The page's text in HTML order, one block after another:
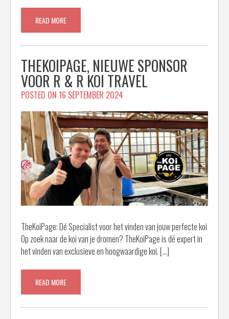
READ MORE
THEKOIPAGE, NIEUWE SPONSOR
VOOR R & R KOI TRAVEL
POSTED ON 16 SEPTEMBER 2024
TheKoiPage: Dé Specialist voor het vinden van jouw perfecte koi
Op zoek naar de koi van je dromen? TheKoiPage is dé expert in
het vinden van exclusieve en hoogwaardige koi. […]
READ MORE